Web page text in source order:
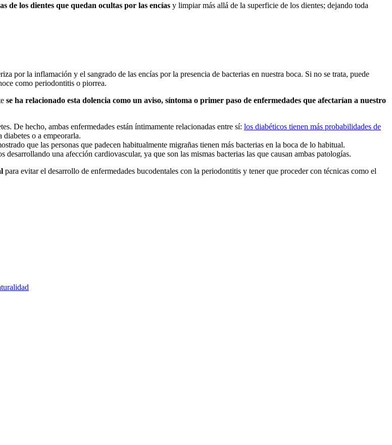
de los dientes que quedan ocultas por las encías y limpiar más allá de la superficie de los dientes; dejando toda
por la inflamación y el sangrado de las encías por la presencia de bacterias en nuestra boca. Si no se trata, puede
como periodontitis o piorrea.
se ha relacionado esta dolencia como un aviso, síntoma o primer paso de enfermedades que afectarían a nuestro
De hecho, ambas enfermedades están íntimamente relacionadas entre sí: los diabéticos tienen más probabilidades de
o a empeorarla.
que las personas que padecen habitualmente migrañas tienen más bacterias en la boca de lo habitual.
desarrollando una afección cardiovascular, ya que son las mismas bacterias las que causan ambas patologías.
para evitar el desarrollo de enfermedades bucodentales con la periodontitis y tener que proceder con técnicas como el